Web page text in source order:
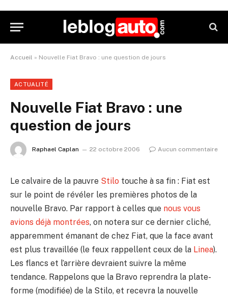
Accueil » Nouvelle Fiat Bravo : une question de jours
ACTUALITÉ
Nouvelle Fiat Bravo : une
question de jours
Raphael Caplan 22 octobre 2006 Aucun commentaire
Le calvaire de la pauvre Stilo touche à sa fin : Fiat est
sur le point de révéler les premières photos de la
nouvelle Bravo. Par rapport à celles que nous vous
avions déjà montrées, on notera sur ce dernier cliché,
apparemment émanant de chez Fiat, que la face avant
est plus travaillée (le feux rappellent ceux de la Linea).
Les flancs et l’arrière devraient suivre la même
tendance. Rappelons que la Bravo reprendra la plate-
forme (modifiée) de la Stilo, et recevra la nouvelle